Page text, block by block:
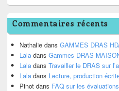
Commentaires récents
Nathalie dans GAMMES DRAS
Lala dans Gammes DRAS
Lala dans Travailler le DRAS sur
Lala dans Lecture, production
Pinot dans FAQ sur les évaluations